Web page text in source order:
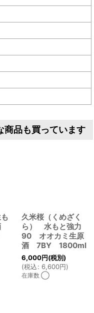
商品も買っています
久米桜（くめざく
ら） 水もと強力
90 オオカミ生原
酒 7BY 1800ml
6,000円(税別)
(税込: 6,600円)
在庫数 ◯